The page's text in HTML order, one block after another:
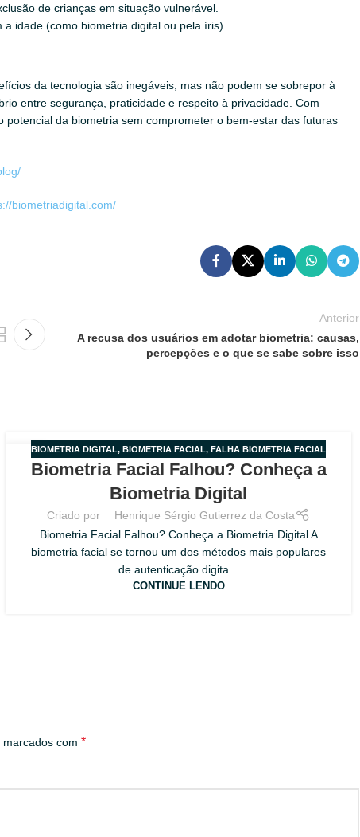
de crianças em situação vulnerável.
idade (como biometria digital ou pela íris)
da tecnologia são inegáveis, mas não podem se sobrepor à
entre segurança, praticidade e respeito à privacidade. Com
da biometria sem comprometer o bem-estar das futuras
biometriadigital.com/
Anterior
A recusa dos usuários em adotar biometria: causas,
percepções e o que se sabe sobre isso
28
JUL
BIOMETRIA DIGITAL,BIOMETRIA FACIAL,FALHA BIOMETRIA FACIAL
Biometria Facial Falhou? Conheça a
Biometria Digital
Criado por
Henrique Sérgio Gutierrez da Costa
Biometria Facial Falhou? Conheça a Biometria Digital A
biometria facial se tornou um dos métodos mais populares
de autenticação digita...
CONTINUE LENDO
com *